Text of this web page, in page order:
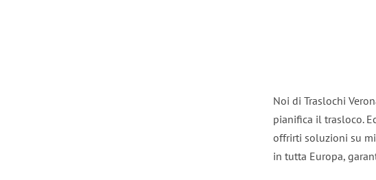
Noi di Traslochi
pianifica il trasloco.
offrirti soluzioni su
in tutta Europa,